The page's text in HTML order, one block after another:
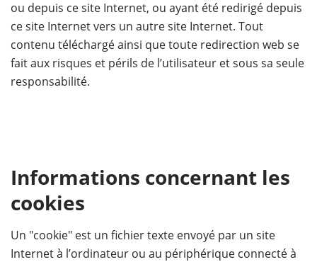
ou depuis ce site Internet, ou ayant été redirigé depuis
ce site Internet vers un autre site Internet. Tout
contenu téléchargé ainsi que toute redirection web se
fait aux risques et périls de l’utilisateur et sous sa seule
responsabilité.
Informations concernant les
cookies
Un "cookie" est un fichier texte envoyé par un site
Internet à l’ordinateur ou au périphérique connecté à